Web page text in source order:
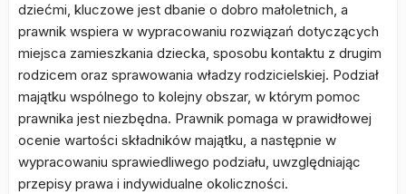
dziećmi, kluczowe jest dbanie o dobro małoletnich, a
prawnik wspiera w wypracowaniu rozwiązań dotyczących
miejsca zamieszkania dziecka, sposobu kontaktu z drugim
rodzicem oraz sprawowania władzy rodzicielskiej. Podział
majątku wspólnego to kolejny obszar, w którym pomoc
prawnika jest niezbędna. Prawnik pomaga w prawidłowej
ocenie wartości składników majątku, a następnie w
wypracowaniu sprawiedliwego podziału, uwzględniając
przepisy prawa i indywidualne okoliczności.